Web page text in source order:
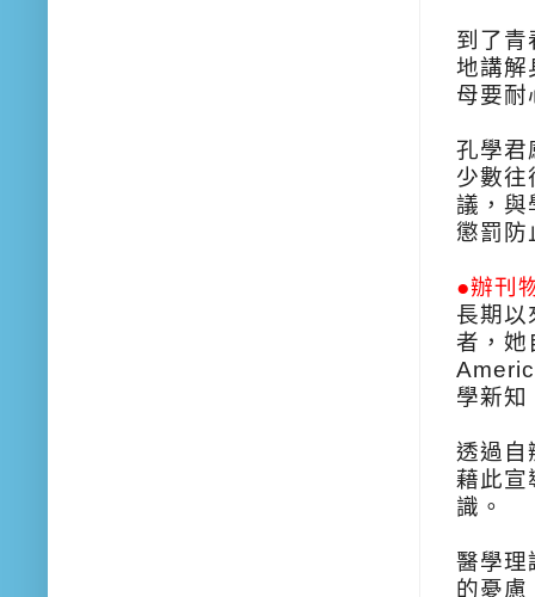
到了青
地講解
母要耐
孔學君
少數往
議，與
懲罰防
●辦刊
長期以
者，她
學新知
透過自
藉此宣
識。
醫學理
的憂慮